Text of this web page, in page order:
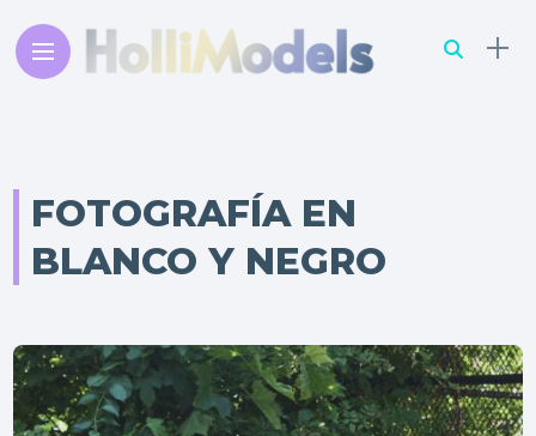
FOTOGRAFÍA EN
BLANCO Y NEGRO